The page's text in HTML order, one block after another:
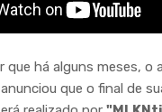
que há alguns meses, o
que o final de